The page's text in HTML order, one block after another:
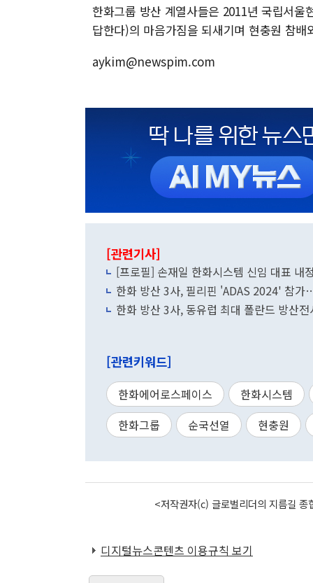
한화그룹 방산 계열사들은 2011년 국립서
답한다)의 마음가짐을 되새기며 현충원 참
aykim@newspim.com
[관련기사]
[프로필] 손재일 한화시스템 신임 대표 내
한화 방산 3사, 필리핀 'ADAS 2024' 참
한화 방산 3사, 동유럽 최대 폴란드 방산
[관련키워드]
한화에어로스페이스
한화시스템
한화그룹
순국선열 현충원
<저작권자(c) 글로벌리더의 지름길
디지털뉴스콘텐츠 이용규칙 보기